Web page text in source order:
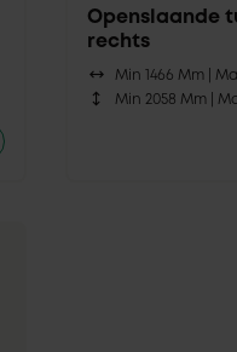
Openslaande
rechts
Min 1466 Mm |
Min 2058 Mm |